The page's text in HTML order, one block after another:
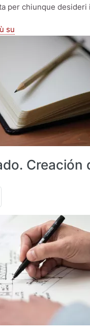
per chiunque
suLibro Drupal
Creación